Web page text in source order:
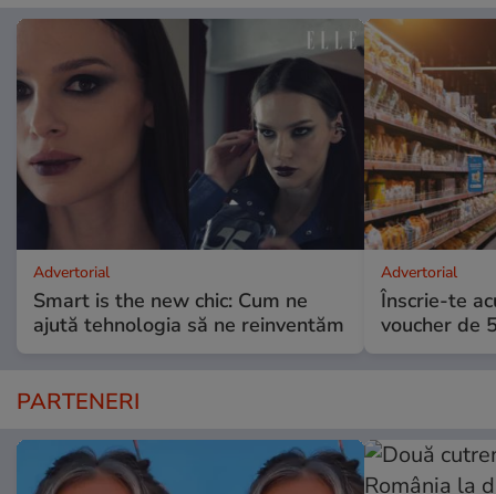
Advertorial
Smart is the new chic: Cum ne
ajută tehnologia să ne reinventăm
Advertorial
Înscrie-te
voucher de
PARTENERI